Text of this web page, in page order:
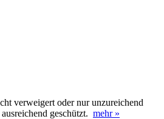
verweigert oder nur unzureichend
geschützt. mehr »